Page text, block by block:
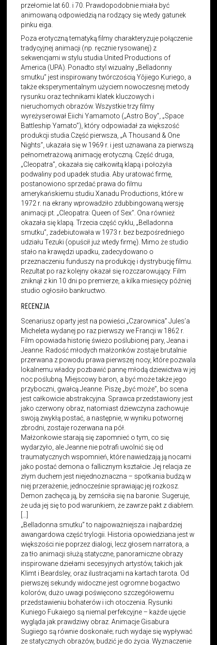
przełomie lat 60. i 70. Prawdopodobnie miała być
animowaną odpowiedzią na rodzący się wtedy gatunek
pinku eiga.
Poza erotyczną tematyką filmy charakteryzuje połączenie
tradycyjnej animacji (np. ręcznie rysowanej) z
sekwencjami w stylu studia United Productions of
America (UPA). Ponadto styl wizualny „Belladonny
smutku” jest inspirowany twórczością Yōjiego Kuriego, a
także eksperymentalnym użyciem nowoczesnej metody
rysunku oraz technikami klatek kluczowych i
nieruchomych obrazów. Wszystkie trzy filmy
wyreżyserował Eiichi Yamamoto („Astro Boy”, „Space
Battleship Yamato”), który odpowiadał za większość
produkcji studia.Część pierwsza, „A Thousand & One
Nights”, ukazała się w 1969 r. i jest uznawana za pierwszą
pełnometrażową animację erotyczną. Część druga,
„Cleopatra”, okazała się całkowitą klapą i położyła
podwaliny pod upadek studia. Aby uratować firmę,
postanowiono sprzedać prawa do filmu
amerykańskiemu studiu Xanadu Productions, które w
1972 r. na ekrany wprowadziło zdubbingowaną wersję
animacji pt. „Cleopatra: Queen of Sex”. Ona również
okazała się klapą. Trzecia część cyklu, „Belladonna
smutku”, zadebiutowała w 1973 r. bez bezpośredniego
udziału Tezuki (opuścił już wtedy firmę). Mimo że studio
stało na krawędzi upadku, zadecydowano o
przeznaczeniu funduszy na produkcję i dystrybucję filmu.
Rezultat po raz kolejny okazał się rozczarowujący. Film
zniknął z kin 10 dni po premierze, a kilka miesięcy później
studio ogłosiło bankructwo.
RECENZJA
Scenariusz oparty jest na powieści „Czarownica” Jules’a
Micheleta wydanej po raz pierwszy we Francji w 1862 r.
Film opowiada historię świeżo poślubionej pary, Jeana i
Jeanne. Radość młodych małżonków zostaje brutalnie
przerwana z powodu prawa pierwszej nocy, które pozwala
lokalnemu władcy pozbawić pannę młodą dziewictwa w jej
noc poślubną. Miejscowy baron, a być może także jego
przyboczni, gwałcą Jeanne. Piszę „być może”, bo scena
jest całkowicie abstrakcyjna. Sprawca przedstawiony jest
jako czerwony obraz, natomiast dziewczyna zachowuje
swoją zwykłą postać, a następnie, w wyniku potwornej
zbrodni, zostaje rozerwana na pół.
Małżonkowie starają się zapomnieć o tym, co się
wydarzyło, ale Jeanne nie potrafi uwolnić się od
traumatycznych wspomnień, które nawiedzają ją nocami
jako postać demona o fallicznym kształcie. Jej relacja ze
złym duchem jest niejednoznaczna – spotkania budzą w
niej przerażenie, jednocześnie sprawiając jej rozkosz.
Demon zachęca ją, by zemściła się na baronie. Sugeruje,
że uda jej się to pod warunkiem, że zawrze pakt z diabłem.
„Belladonna smutku” to najpoważniejsza i najbardziej
awangardowa część trylogii. Historia opowiedziana jest w
większości nie poprzez dialogi, lecz głosem narratora, a
za tło animacji służą statyczne, panoramiczne obrazy
inspirowane dziełami secesyjnych artystów, takich jak
Klimt i Beardsley, oraz ilustracjami na kartach tarota. Od
pierwszej sekundy widoczne jest ogromne bogactwo
kolorów, dużo uwagi poświęcono szczegółowemu
przedstawieniu bohaterów i ich otoczenia. Rysunki
Kuniego Fukaiego są niemal perfekcyjne – każde ujęcie
wygląda jak prawdziwy obraz. Animacje Gisabura
Sugiiego są równie doskonałe; ruch wydaje się wypływać
ze statycznych obrazów, budzić je do życia. Wyznaczenie